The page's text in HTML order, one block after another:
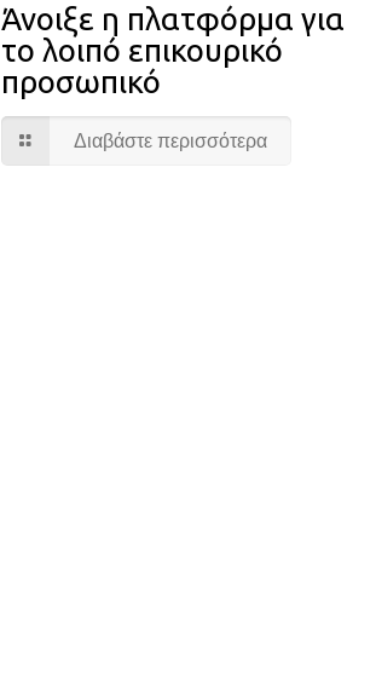
Άνοιξε η πλατφόρμα για
το λοιπό επικουρικό
προσωπικό
Διαβάστε περισσότερα